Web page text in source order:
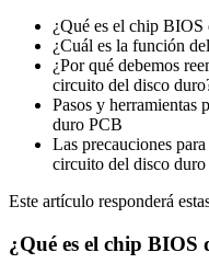
¿Qué es el chip BIOS
¿Cuál es la función
¿Por qué debemos
circuito del disco
Pasos y herramientas
duro PCB
Las precauciones
circuito del disco duro
Este artículo responderá
¿Qué es el chip BIOS